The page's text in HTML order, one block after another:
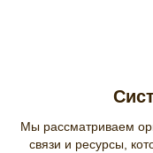
Мы рассматриваем
связи и ресурсы,